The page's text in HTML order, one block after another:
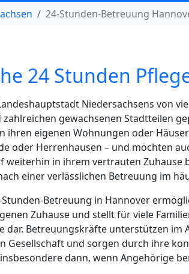
24-Stunden-Betreuung
24 Stunden
Niedersachsens von
gewachsenen Stadtteilen
ihren eigenen Wohnungen oder
oder Herrenhausen – und möchten
weiterhin in ihrem vertrauten Zuhause
einer verlässlichen Betreuung im
Stunden-Betreuung in Hannover
Zuhause und stellt für viele
dar. Betreuungskräfte unterstützen im
Gesellschaft und sorgen durch ihre
dann, wenn Angehörige